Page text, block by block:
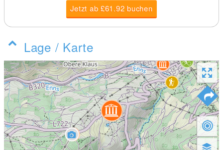
Jetzt ab £61.92 buchen
Lage / Karte